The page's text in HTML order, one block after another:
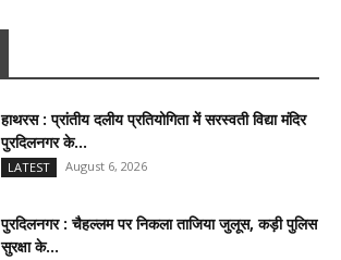
हाथरस : प्रांतीय दलीय प्रतियोगिता में सरस्वती विद्या मंदिर
पुरदिलनगर के...
LATEST August 6, 2026
पुरदिलनगर : चैहल्लम पर निकला ताजिया जुलूस, कड़ी पुलिस
सुरक्षा के...